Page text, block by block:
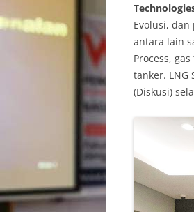
Evolusi, dan
antara lain
Process,
tanker. LNG
(Diskusi)